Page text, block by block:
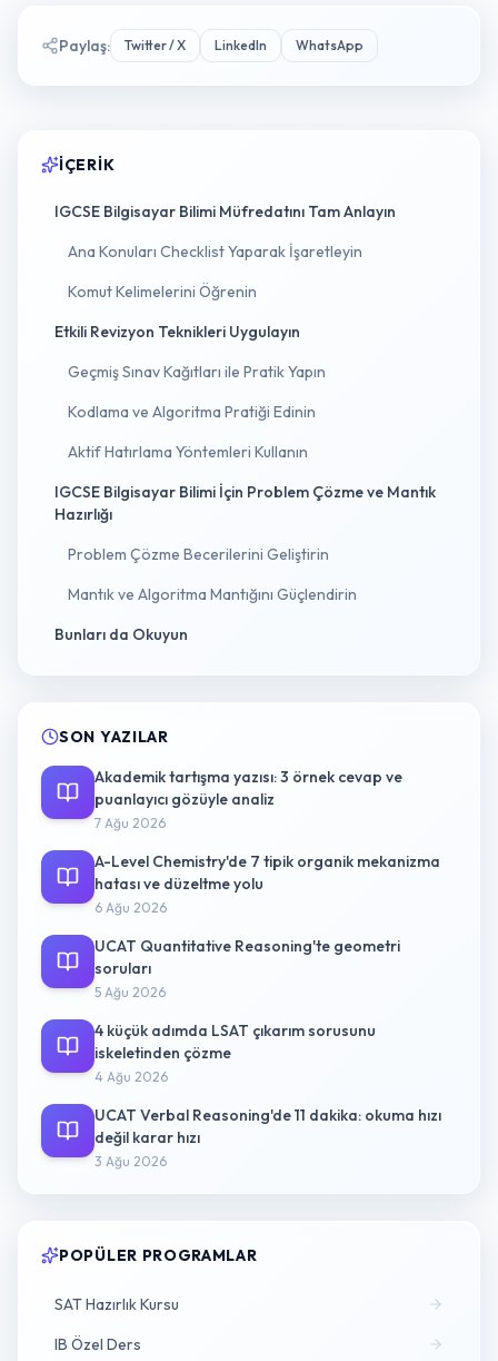
Paylaş: Twitter / X LinkedIn WhatsApp
İÇERIK
IGCSE Bilgisayar Bilimi Müfredatını Tam Anlayın
Ana Konuları Checklist Yaparak İşaretleyin
Komut Kelimelerini Öğrenin
Etkili Revizyon Teknikleri Uygulayın
Geçmiş Sınav Kağıtları ile Pratik Yapın
Kodlama ve Algoritma Pratiği Edinin
Aktif Hatırlama Yöntemleri Kullanın
IGCSE Bilgisayar Bilimi İçin Problem Çözme ve Mantık
Hazırlığı
Problem Çözme Becerilerini Geliştirin
Mantık ve Algoritma Mantığını Güçlendirin
Bunları da Okuyun
SON YAZILAR
Akademik tartışma yazısı: 3 örnek cevap ve
puanlayıcı gözüyle analiz
7 Ağu 2026
A-Level Chemistry'de 7 tipik organik mekanizma
hatası ve düzeltme yolu
6 Ağu 2026
UCAT Quantitative Reasoning'te geometri
soruları
5 Ağu 2026
4 küçük adımda LSAT çıkarım sorusunu
iskeletinden çözme
4 Ağu 2026
UCAT Verbal Reasoning'de 11 dakika: okuma hızı
değil karar hızı
3 Ağu 2026
POPÜLER PROGRAMLAR
SAT Hazırlık Kursu
IB Özel Ders